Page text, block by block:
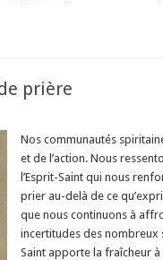
prière
Nos communautés
et de l’action. Nous
l’Esprit-Saint qui nous
prier au-delà de ce
que nous continuons à
incertitudes des nombreux
Saint apporte la fraîcheur